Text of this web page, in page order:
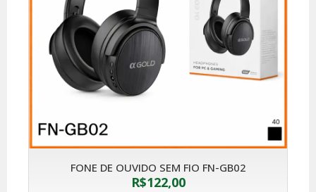
FONE DE OUVIDO SEM FIO FN-GB02
R$122,00